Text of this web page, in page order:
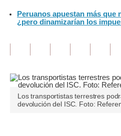
Plus G
Opinión
Pregunta de hoy
Blogs
Peruanos apuestan más que
¿pero dinamizarían los
Los transportistas terrestres
devolución del ISC. Foto: